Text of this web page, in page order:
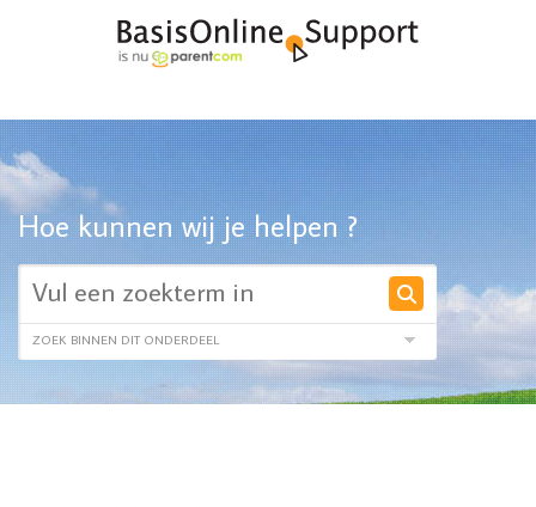
Hoe kunnen wij je helpen ?